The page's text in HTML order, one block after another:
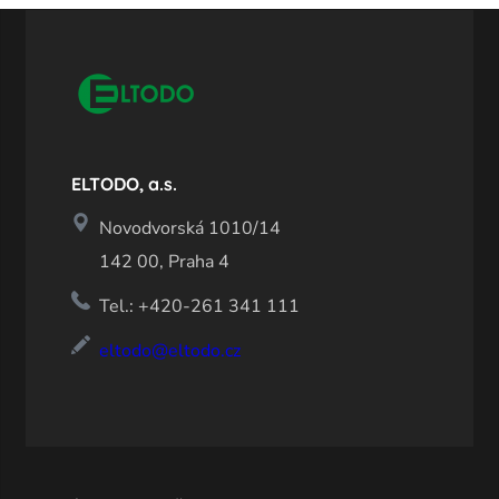
ELTODO, a.s.
Novodvorská 1010/14
142 00, Praha 4
Tel.: +420-261 341 111
eltodo@eltodo.cz